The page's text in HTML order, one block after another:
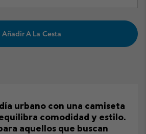
Añadir A La Cesta
urbano con una camiseta
comodidad y estilo.
aquellos que buscan